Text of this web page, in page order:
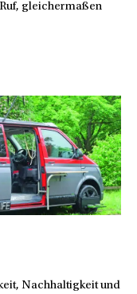
gleichermaßen
Nachhaltigkeit und